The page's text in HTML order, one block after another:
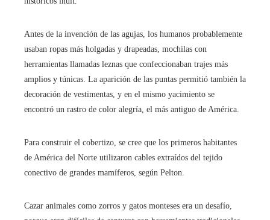
Antes de la invención de las agujas, los humanos probablemente
usaban ropas más holgadas y drapeadas, mochilas con
herramientas llamadas leznas que confeccionaban trajes más
amplios y túnicas. La aparición de las puntas permitió también la
decoración de vestimentas, y en el mismo yacimiento se
encontró un rastro de color alegría, el más antiguo de América.
Para construir el cobertizo, se cree que los primeros habitantes
de América del Norte utilizaron cables extraídos del tejido
conectivo de grandes mamíferos, según Pelton.
Cazar animales como zorros y gatos monteses era un desafío,